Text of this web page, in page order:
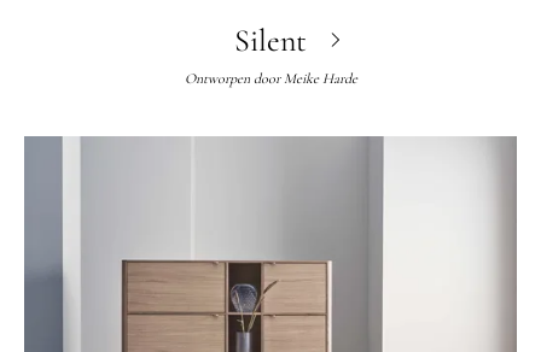
Silent
Ontworpen door Meike Harde